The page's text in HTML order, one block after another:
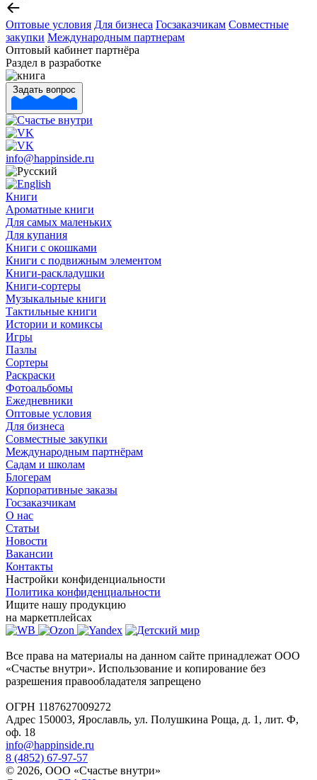
Оптовые условия Для бизнеса Госзаказчикам Совместные
закупки Международным партнерам
Оптовый кабинет партнёра
Раздел в разработке
Задать вопрос
info@happinside.ru
Книги
Ароматные книги
Для самых маленьких
Для купания
Книги с окошками
Книги с подвижным элементом
Книги-раскладушки
Книги-сортеры
Музыкальные книги
Тактильные книги
Истории и комиксы
Игры
Пазлы
Сортеры
Раскраски
Фотоальбомы
Ежедневники
Оптовые условия
Для бизнеса
Совместные закупки
Международным партнёрам
Садам и школам
Блогерам
Корпоративные заказы
Госзаказчикам
О нас
Статьи
Новости
Вакансии
Контакты
Настройки конфиденциальности
Политика конфиденциальности
Ищите нашу продукцию
на маркетплейсах
Все права на материалы на данном сайте принадлежат ООО
«Счастье внутри». Использование и копирование без
разрешения правообладателя запрещено
ОГРН 1187627009272
Адрес 150003, Ярославль, ул. Полушкина Роща, д. 1, лит. Ф,
оф. 18
info@happinside.ru
8 (4852) 67-97-57
© 2026, ООО «Счастье внутри»